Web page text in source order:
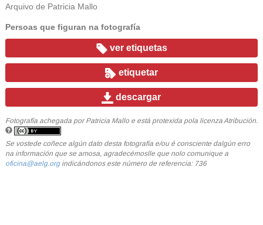
​Arquivo de Patricia Mallo
Persoas que figuran na fotografía
ver etiquetas
etiquetar
descargar
Fotografía achegada por Patricia Mallo e está protexida pola licenza Atribución.
Se vostede coñece algún dato desta fotografía e/ou é consciente dalgún erro
na información que se amosa, agradecémoslle que nolo comunique a
oficina@aelg.orgindicándonos este número de referencia: 736